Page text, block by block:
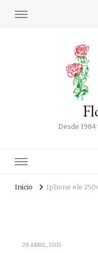
Desde
Inicio Iphone ele
28 ABRIL, 2015